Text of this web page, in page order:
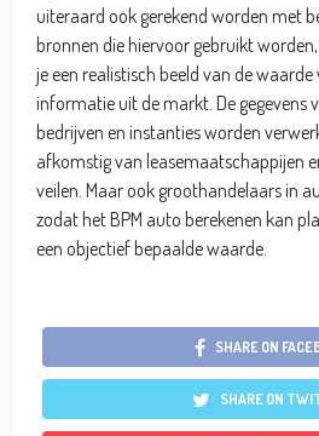
uiteraard ook gerekend worden met
bronnen die hiervoor gebruikt
je een realistisch beeld van de waarde
informatie uit de markt. De gegevens
bedrijven en instanties worden
afkomstig van leasemaatschappijen
veilen. Maar ook groothandelaars in
zodat het BPM auto berekenen kan
een objectief bepaalde waarde.
SHARE ON
SHARE ON